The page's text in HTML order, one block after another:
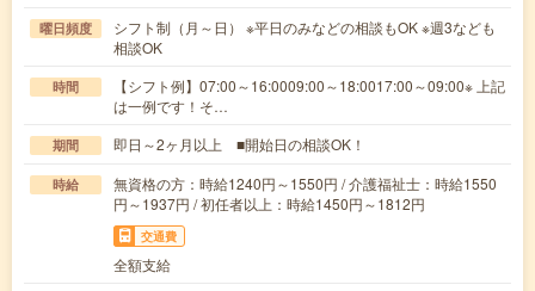
曜日頻度
シフト制（月～日） ※平日のみなどの相談もOK ※週3なども
相談OK
時間
【シフト例】07:00～16:0009:00～18:0017:00～09:00※ 上記
は一例です！そ…
期間 即日～2ヶ月以上 ■開始日の相談OK！
時給
無資格の方：時給1240円～1550円 / 介護福祉士：時給1550
円～1937円 / 初任者以上：時給1450円～1812円
交通費
全額支給